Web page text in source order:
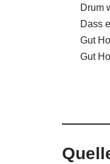
Drum
Dass
Gut
Gut